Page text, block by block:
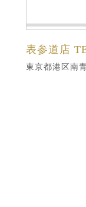
表参道店
東京都港区南